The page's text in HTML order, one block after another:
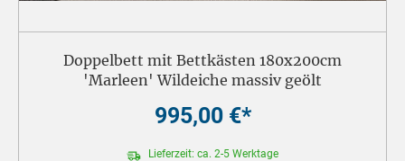
Doppelbett mit Bettkästen 180x200cm
'Marleen' Wildeiche massiv geölt
995,00 €*
Lieferzeit: ca. 2-5 Werktage